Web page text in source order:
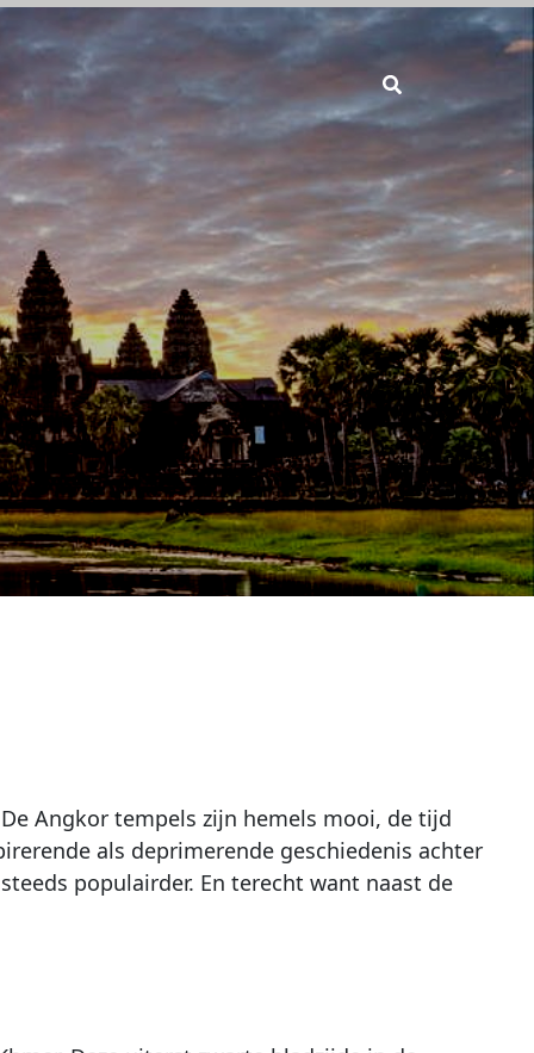
Angkor tempels zijn hemels mooi, de tijd
als deprimerende geschiedenis achter
populairder. En terecht want naast de